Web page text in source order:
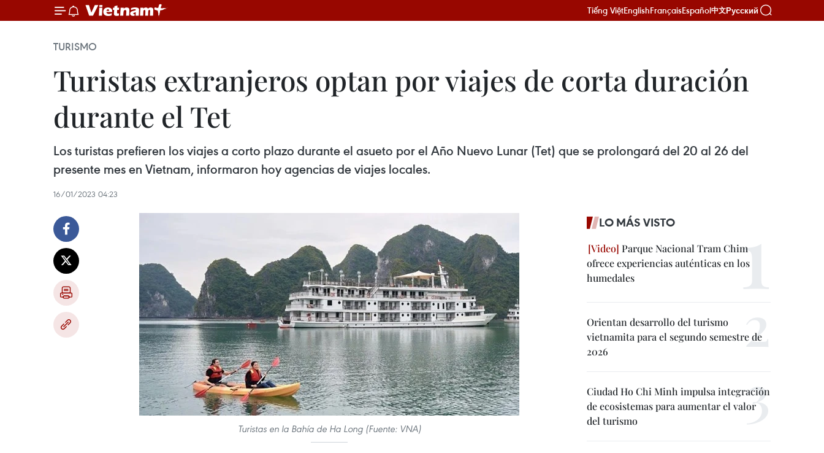
Tiếng ViệtEnglishFrançaisEspañol中文Русский
TURISMO
Turistas extranjeros optan por viajes de corta duración
durante el Tet
Los turistas prefieren los viajes a corto plazo durante el asueto por el Año Nuevo Lunar (Tet) que se prolongará del 20 al 26 del
presente mes en Vietnam, informaron hoy agencias de viajes locales.
16/01/2023 04:23
Turistas en la Bahía de Ha Long (Fuente: VNA)
LO MÁS VISTO
Parque Nacional Tram Chim
ofrece experiencias auténticas en los
humedales
Orientan desarrollo del turismo
vietnamita para el segundo semestre de
2026
Ciudad Ho Chi Minh impulsa integración
de ecosistemas para aumentar el valor
del turismo